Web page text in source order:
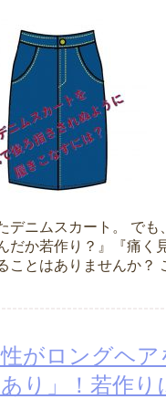
デニムスカート。 でも
だか若作り？』『痛く
ことはありませんか？
がロングヘア
り」！若作り